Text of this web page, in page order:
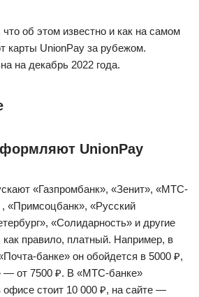
об этом известно и как на самом
карты UnionPay за рубежом.
на декабрь 2022 года.
UnionPay
«Газпромбанк», «Зенит», «МТС-
«Примсоцбанк», «Русский
«Солидарность» и другие
правило, платный. Например, в
банке» он обойдется в 5000 ₽,
— от 7500 ₽. В «МТС-банке»
стоит 10 000 ₽, на сайте —